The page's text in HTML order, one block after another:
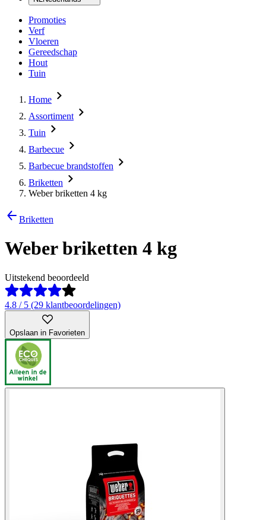
Promoties
Verf
Vloeren
Gereedschap
Hout
Tuin
Home
Assortiment
Tuin
Barbecue
Barbecue brandstoffen
Briketten
Weber briketten 4 kg
Briketten
Weber briketten 4 kg
Uitstekend beoordeeld
4.8 / 5 (29 klantbeoordelingen)
Opslaan in Favorieten